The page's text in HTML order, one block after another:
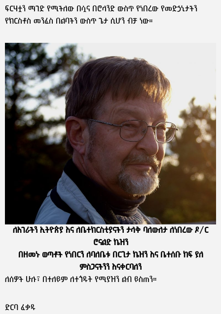
ፍርሃቷን ማገድ የሚችለው በሷና በሮላንድ ውስጥ የነበረው የመድኃኒታችን
የክርስቶስ መንፈስ በልባችን ውስጥ ጌታ ሲሆን ብቻ ነው።
ለአገራችን ኢትዮጵያ እና ለቤተክርስቲያናችን ታላቅ ባለውለታ ለነበረው ዶ/ር
ሮናልድ ኬዝን
በዘመኑ ወጣቶች የነበርን ለባለቤቱ በርጊታ ኬዝን እና ቤተሰቡ ከፍ ያለ
ምስጋናችንን እናቀርባለን
ለሰዎች ሁሉ፣ በተለይም ለተጎዱት የሚያዝን ልብ ይስጠን።
ድርባ ፈቃዱ